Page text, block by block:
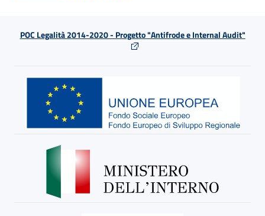
POC Legalità 2014-2020 - Progetto "Antifrode e Internal Audit"